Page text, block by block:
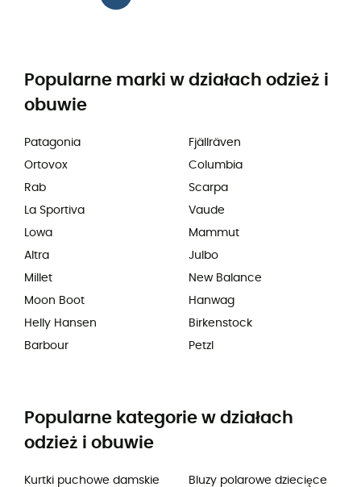
Popularne marki w działach odzież i
obuwie
Patagonia
Ortovox
Rab
La Sportiva
Lowa
Altra
Millet
Moon Boot
Helly Hansen
Barbour
Fjällräven
Columbia
Scarpa
Vaude
Mammut
Julbo
New Balance
Hanwag
Birkenstock
Petzl
Popularne kategorie w działach
odzież i obuwie
Kurtki puchowe damskie
Bluzy polarowe dziecięce